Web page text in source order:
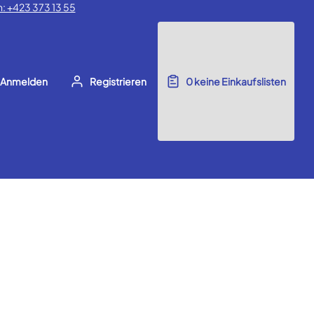
+423 373 13 55
Anmelden Registrieren 0keine Einkaufslisten